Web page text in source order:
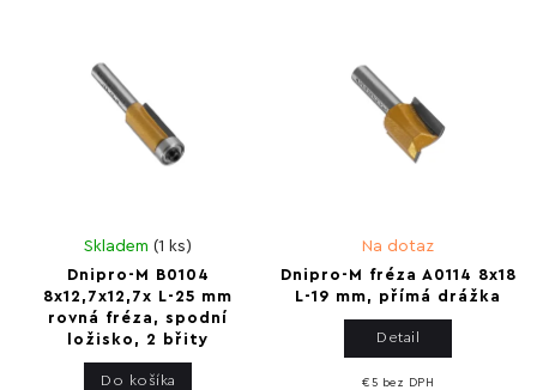
Dnipro-M B0104
8x12,7x12,7x L-25 mm
rovná fréza, spodní
ložisko, 2 břity
Skladem(1 ks)
Do košíka
Dnipro-M fréza A0114 8x18
L-19 mm, přímá drážka
Na dotaz
€5 bez DPH
Detail